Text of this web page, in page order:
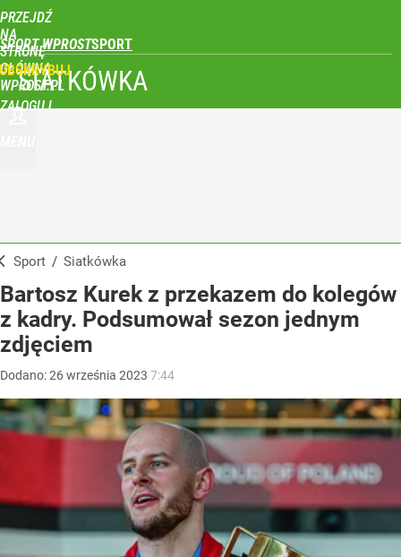
PRZEJDŹ
NA
STRONĘ
GŁÓWNĄ
WPROST.PL
SPORT WPROST
ZALOGUJ
SIATKÓWKA
Sport / Siatkówka
Bartosz Kurek z przekazem do kolegów
z kadry. Podsumował sezon jednym
zdjęciem
Dodano:26września 2023 7:44